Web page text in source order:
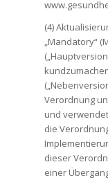
(4)
„Mandatory“
Verordnung
und
die
dieser
einer